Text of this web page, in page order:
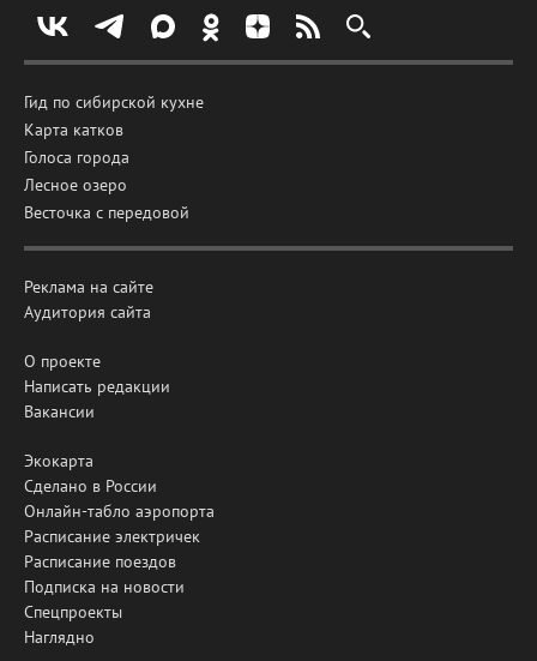
Гид по сибирской кухне
Карта катков
Голоса города
Лесное озеро
Весточка с передовой
Реклама на сайте
Аудитория сайта
О проекте
Написать редакции
Вакансии
Экокарта
Сделано в России
Онлайн-табло аэропорта
Расписание электричек
Расписание поездов
Подписка на новости
Спецпроекты
Наглядно